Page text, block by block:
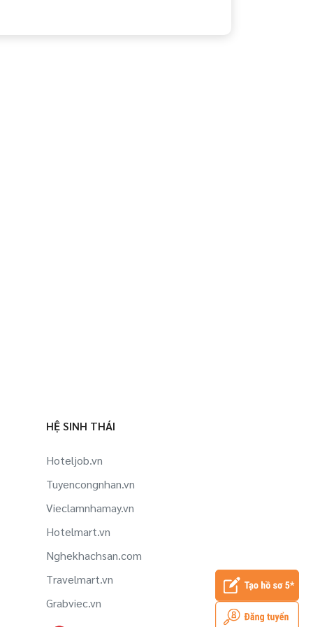
HỆ SINH THÁI
Hoteljob.vn
Tuyencongnhan.vn
Vieclamnhamay.vn
Hotelmart.vn
Nghekhachsan.com
Travelmart.vn
Grabviec.vn